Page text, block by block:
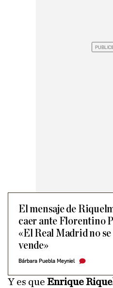
El mensaje de
caer ante Florentino
«El Real Madrid no se
vende»
Bárbara Puebla Meyniel
Y es que Enrique